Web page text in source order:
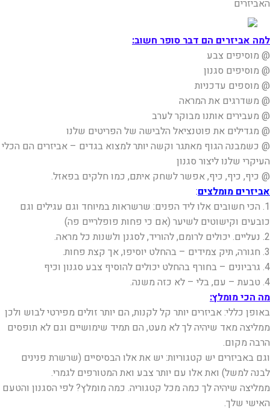
האביזרים
למה אביזרים הם דבר סופר חשוב:
@ מוסיפים צבע
@ מוסיפים סגנון
@ מוספים עדכניות
@ משדרגים את המראה
@ מעבירים אותנו מבוקר לערב
@ מגדילים את פוטנציאל הלבישה של הפריטים שלנו
@ כשמבנה הגוף מאתגר וקשה יותר למצוא בגדים – אביזרים הם הכלי
העיקרי שלנו ליצור סגנון
@ כיף, כיף, כיף, אפשר לשחק איתם, כמו חלקים בפאזל.
אביזרים מומלצים:
1. הכי חשובים אלו ליד הפנים: שרשראות במיוחד וגם עגילים וגם
כובעים וקישוטים לשיער (אם כי פחות פופלריים פה)
2. נעליים. יכולים לרומם, להוריד, לסגנן ולשנות כל מראה.
3. חגורה, תיק צמידים – בהחלט יוסיפו, אך קצת פחות.
4. גרביונים – בחורף בהחלט יכולים להוסיף צבע סגנון וכיף
4. טבעת – עם, בלי – לא כזה משנה.
מה הכי מומלץ:
באופן כללי: אביזרים יותר קל לקנות, הם יותר זולים מפירטי לבוש ולכן
ממליצה מאד שיהיה לך לא מעט, הם תמיד שימושיים וגם לא תופסים
הרבה מקום.
וגם באביזרים יש קטגוריות: יש את אלו הבסיסיים (שרשרת פנינים
לבנה למשל) ואת אלו עם יותר צבע ואת המטורפים לגמרי.
ממליצה שיהיה לך כמה מכל קטגוריה. כמה מומלץ? לפי הסגנון והטעם
האישי שלך.